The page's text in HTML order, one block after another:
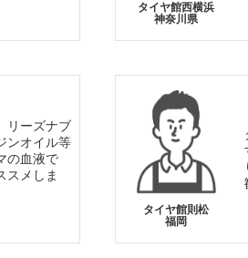
タイヤ館西横浜
神奈川県
リーズナブ
ンオイル等
の血液で
スメしま
タイヤ館則松
福岡